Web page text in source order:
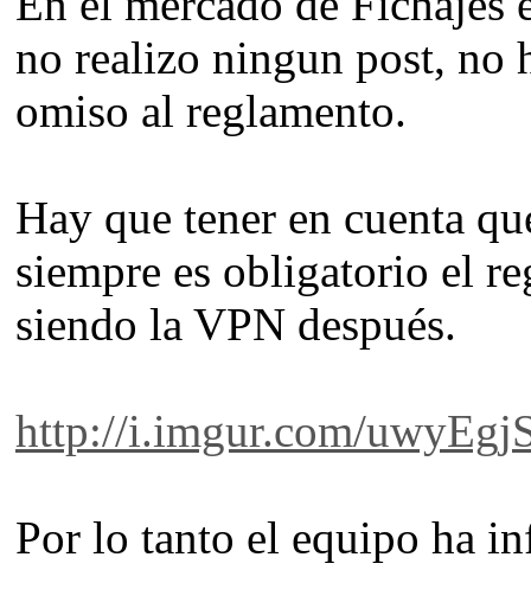
no realizo ningun post, no
omiso al reglamento.
Hay que tener en cuenta
siempre es obligatorio el
siendo la VPN después.
http://i.imgur.com/
Por lo tanto el equipo ha